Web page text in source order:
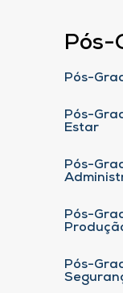
Pós-
Pós-
Pós-
Estar
Pós-
Pós-
Pós-